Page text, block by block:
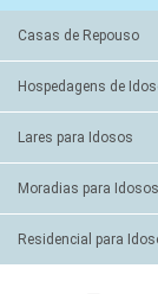
Casas de Repouso
Hospedagens de
Lares para Idosos
Moradias para Idosos
Residencial para